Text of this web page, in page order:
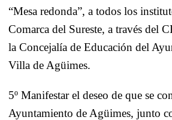
“Mesa redonda”, a todos los
Comarca del Sureste, a través del
la Concejalía de Educación del
Villa de Agüimes.
5º Manifestar el deseo de que se
Ayuntamiento de Agüimes, junto